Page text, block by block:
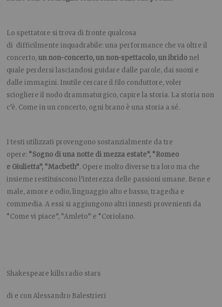
Lo spettatore si trova di fronte qualcosa
di difficilmente inquadrabile: una performance che va oltre il
concerto,un non-concerto, un non-spettacolo, un ibrido nel
quale perdersi lasciandosi guidare dalle parole, dai suoni e
dalle immagini. Inutile cercare il filo conduttore, voler
sciogliere il nodo drammaturgico, capire la storia. La storia non
c’è. Come in un concerto, ogni brano è una storia a sé.
I testi utilizzati provengono sostanzialmente da tre
opere: “Sogno di una notte di mezza estate”, “Romeo
e Giulietta”, “Macbeth”. Opere molto diverse tra loro ma che
insieme restituiscono l’interezza delle passioni umane. Bene e
male, amore e odio, linguaggio alto e basso, tragedia e
commedia. A essi si aggiungono altri innesti provenienti da
“Come vi piace”, “Amleto” e “Coriolano.
Shakespeare kills radio stars
di e con Alessandro Balestrieri